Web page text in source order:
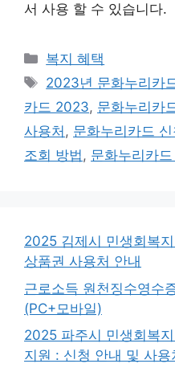
서 사용 할 수 있습니다.
카
테
리
복지 혜택
태
그
2023년 문화누리카
카드 2023, 문화누리카
사용처 , 문화누리카드
조회 방법, 문화누리카
2025 김제시 민생회복
상품권 사용처 안내
근로소득 원천징수영수
(PC+모바일)
2025 파주시 민생회복
지원 : 신청 안내 및 사용